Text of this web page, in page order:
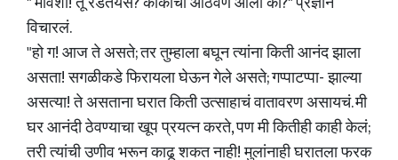
विचारलं.
"हो ग! आज ते असते; तर तुम्हाला बघून त्यांना किती आनंद झाला
असता! सगळीकडे फिरायला घेऊन गेले असते; गप्पाटप्पा- झाल्या
असत्या! ते असताना घरात किती उत्साहाचं वातावरण असायचं. मी
घर आनंदी ठेवण्याचा खूप प्रयत्न करते, पण मी कितीही काही केलं;
तरी त्यांची उणीव भरून काढू शकत नाही! मुलांनाही घरातला फरक